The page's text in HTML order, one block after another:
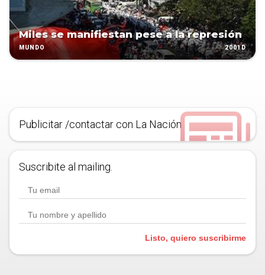
Miles se manifiestan pese a la represión
MUNDO 2001D
Publicitar /contactar con La Nación
Suscribite al mailing.
Listo, quiero suscribirme